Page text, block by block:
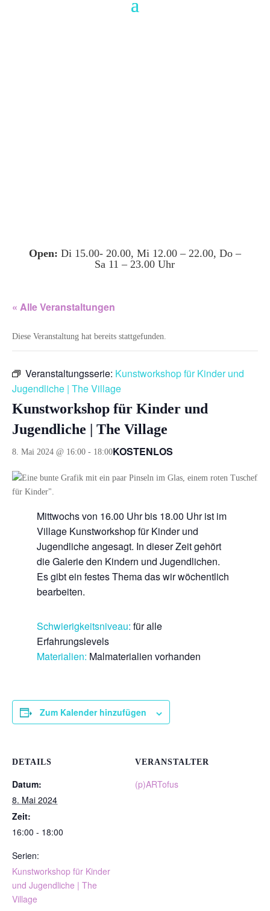
Open: Di 15.00- 20.00, Mi 12.00 – 22.00, Do –
Sa 11 – 23.00 Uhr
« Alle Veranstaltungen
Diese Veranstaltung hat bereits stattgefunden.
Veranstaltungsserie: Kunstworkshop für Kinder und
Jugendliche | The Village
Kunstworkshop für Kinder und
Jugendliche | The Village
8. Mai 2024 @ 16:00 - 18:00KOSTENLOS
Mittwochs von 16.00 Uhr bis 18.00 Uhr ist im
Village Kunstworkshop für Kinder und
Jugendliche angesagt. In dieser Zeit gehört
die Galerie den Kindern und Jugendlichen.
Es gibt ein festes Thema das wir wöchentlich
bearbeiten.
Schwierigkeitsniveau: für alle
Erfahrungslevels
Materialien: Malmaterialien vorhanden
Zum Kalender hinzufügen
DETAILS
Datum:
8. Mai 2024
Zeit:
16:00 - 18:00
Serien:
Kunstworkshop für Kinder
und Jugendliche | The
Village
VERANSTALTER
(p)ARTofus